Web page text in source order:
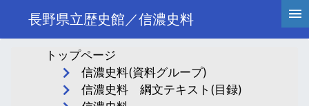
長野県立歴史館／信濃史料
トップページ
信濃史料(資料グループ)
信濃史料 綱文テキスト(目録)